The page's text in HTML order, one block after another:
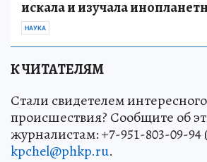
искала и изучала
НАУКА
К ЧИТАТЕЛЯМ
Стали свидетелем
происшествия? Сообщите об
журналистам: +7-951-803-09-
kpchel@phkp.ru.